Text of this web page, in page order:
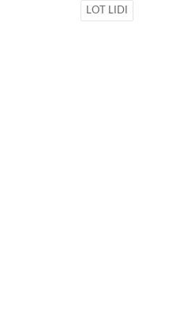
LOT LIDI